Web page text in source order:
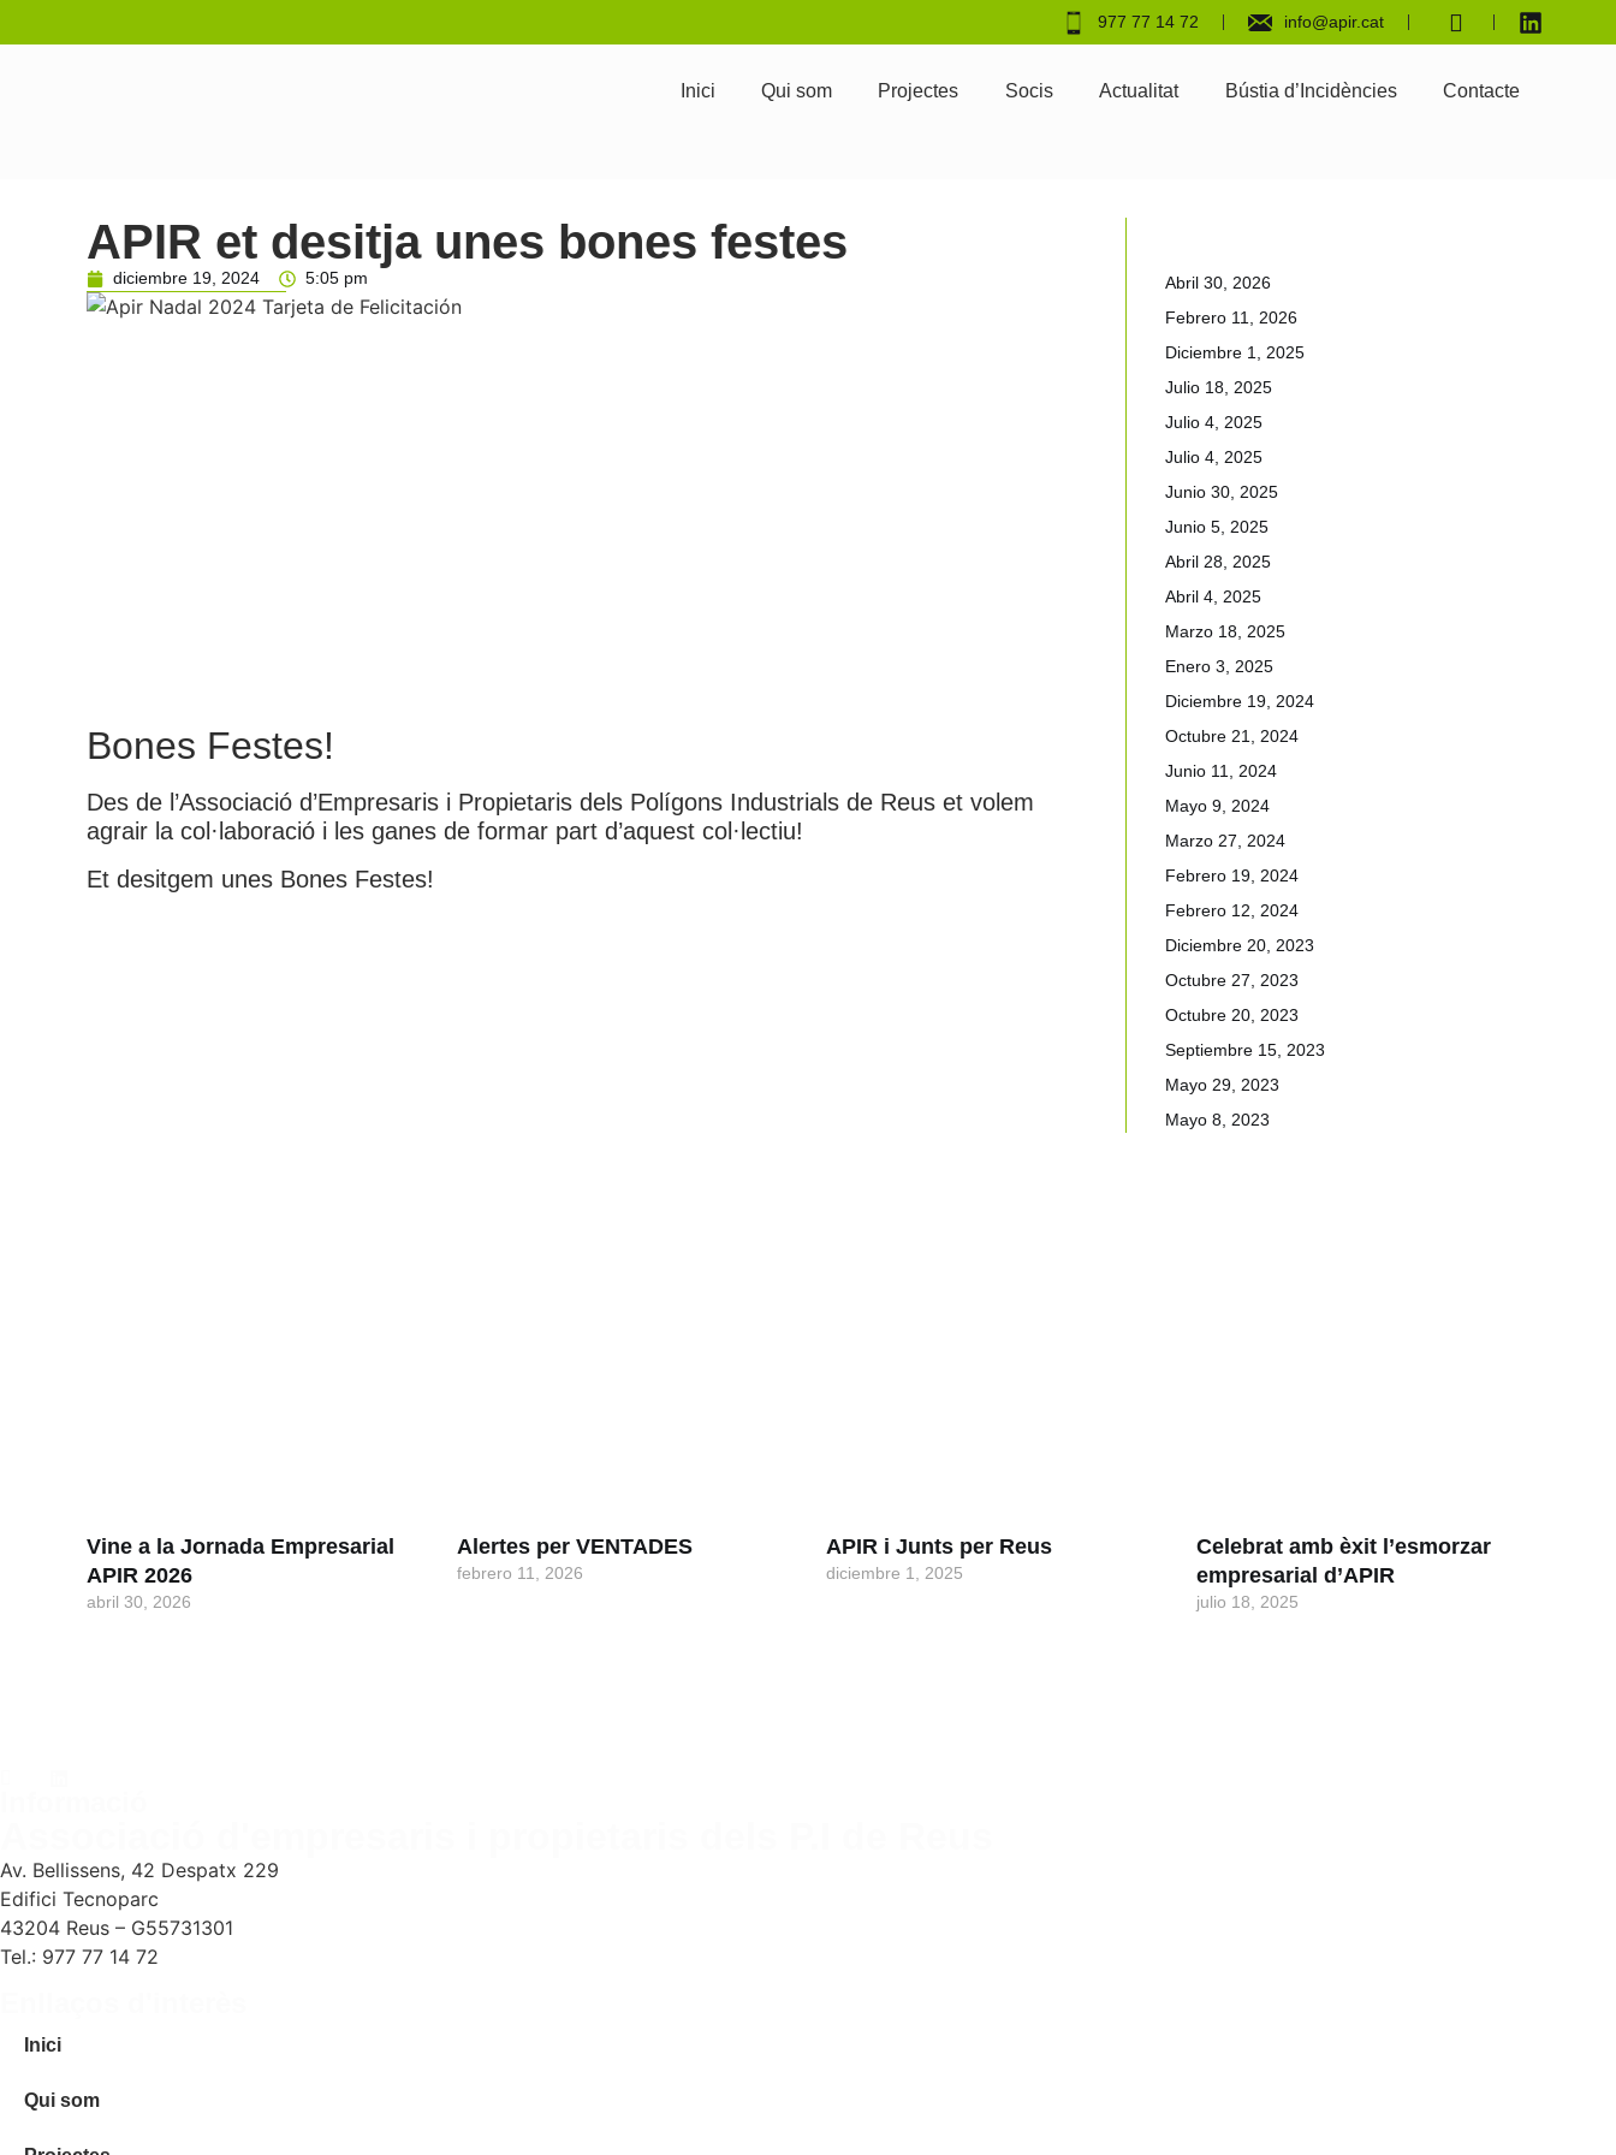
977 77 14 72 info@apir.cat
Inici Qui som Projectes Socis Actualitat Bústia d’Incidències Contacte
APIR et desitja unes bones festes
diciembre 19, 2024 5:05 pm
Bones Festes!
Des de l’Associació d’Empresaris i Propietaris dels Polígons Industrials de Reus et volem
agrair la col·laboració i les ganes de formar part d’aquest col·lectiu!
Et desitgem unes Bones Festes!
Abril 30, 2026
Febrero 11, 2026
Diciembre 1, 2025
Julio 18, 2025
Julio 4, 2025
Julio 4, 2025
Junio 30, 2025
Junio 5, 2025
Abril 28, 2025
Abril 4, 2025
Marzo 18, 2025
Enero 3, 2025
Diciembre 19, 2024
Octubre 21, 2024
Junio 11, 2024
Mayo 9, 2024
Marzo 27, 2024
Febrero 19, 2024
Febrero 12, 2024
Diciembre 20, 2023
Octubre 27, 2023
Octubre 20, 2023
Septiembre 15, 2023
Mayo 29, 2023
Mayo 8, 2023
Vine a la Jornada Empresarial
APIR 2026
abril 30, 2026
Alertes per VENTADES
febrero 11, 2026
APIR i Junts per Reus
diciembre 1, 2025
Celebrat amb èxit l’esmorzar
empresarial d’APIR
julio 18, 2025
Av. Bellissens, 42 Despatx 229
Edifici Tecnoparc
43204 Reus – G55731301
Tel.: 977 77 14 72
Inici
Qui som